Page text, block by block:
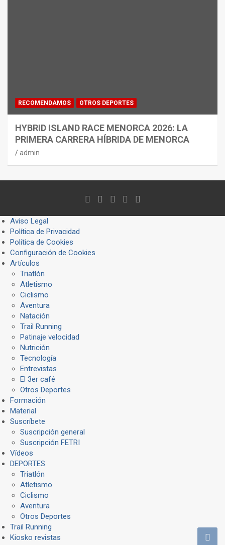
RECOMENDAMOS OTROS DEPORTES
HYBRID ISLAND RACE MENORCA 2026: LA
PRIMERA CARRERA HÍBRIDA DE MENORCA
admin
Aviso Legal
Política de Privacidad
Política de Cookies
Configuración de Cookies
Artículos
Triatlón
Atletismo
Ciclismo
Aventura
Natación
Trail Running
Patinaje velocidad
Nutrición
Tecnología
Entrevistas
El 3er café
Otros Deportes
Formación
Material
Suscríbete
Suscripción general
Suscripción FETRI
Vídeos
DEPORTES
Triatlón
Atletismo
Ciclismo
Aventura
Otros Deportes
Trail Running
Kiosko revistas